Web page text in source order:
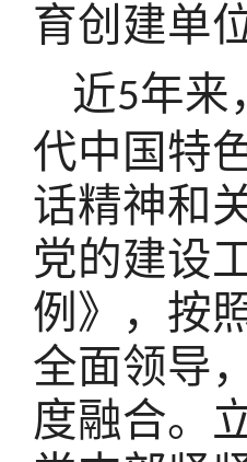
育创建单
近5年来
代中国特
话精神和
党的建设
例》， 按
全面领导
度融合。